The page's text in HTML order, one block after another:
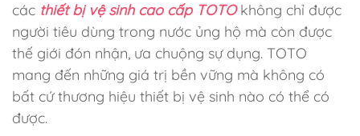
các thiết bị vệ sinh cao cấp TOTOkhông chỉ được
người tiêu dùng trong nước ủng hộ mà còn được
thế giới đón nhận, ưa chuộng sự dụng. TOTO
mang đến những giá trị bền vững mà không có
bất cứ thương hiệu thiết bị vệ sinh nào có thể có
được.